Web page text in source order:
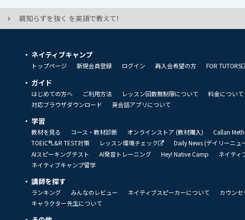
親知らずを抜く を英語で教えて!
ネイティブキャンプ
トップページ 新規会員登録 ログイン 再入会希望の方 FOR TUTORS
ガイド
はじめての方へ ご利用方法 レッスン回数無制限について 料金について
対応ブラウザダウンロード
英会話アプリについて
学習
教材を見る コース・教材診断 オンラインストア (教材購入)
Callan
TOEIC®L&R TEST対策
レッスン環境チェック Daily News (デイリーニュ
AIスピーキングテスト
AI発音トレーニング Hey! Native Camp ネイティ
ネイティブキャンプ留学
講師を探す
ランキング みんなのレビュー ネイティブスピーカーについて
カウンセ
キャラクター先生について